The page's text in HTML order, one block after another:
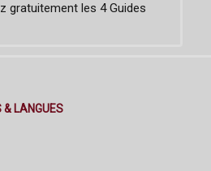
gratuitement les 4 Guides
& LANGUES